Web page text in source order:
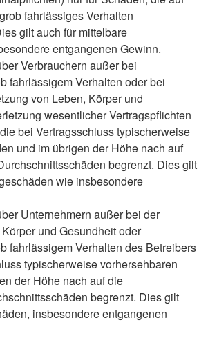
fahrlässiges Verhalten
gilt auch für mittelbare
entgangenen Gewinn.
Verbrauchern außer bei
fahrlässigem Verhalten oder bei
von Leben, Körper und
wesentlicher Vertragspflichten
bei Vertragsschluss typischerweise
und im übrigen der Höhe nach auf
begrenzt. Dies gilt
wie insbesondere
Unternehmern außer bei der
und Gesundheit oder
fahrlässigem Verhalten des Betreibers
typischerweise vorhersehbaren
der Höhe nach auf die
begrenzt. Dies gilt
insbesondere entgangenen